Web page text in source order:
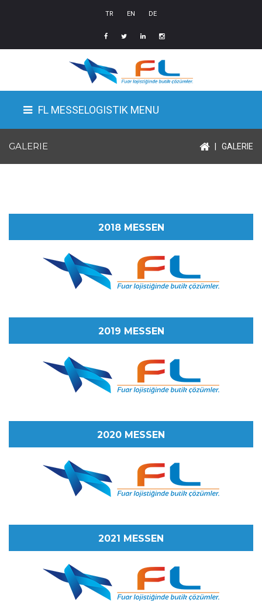
TR EN DE
FL MESSELOGISTIK MENU
GALERIE | GALERIE
2018 MESSEN
2019 MESSEN
2020 MESSEN
2021 MESSEN